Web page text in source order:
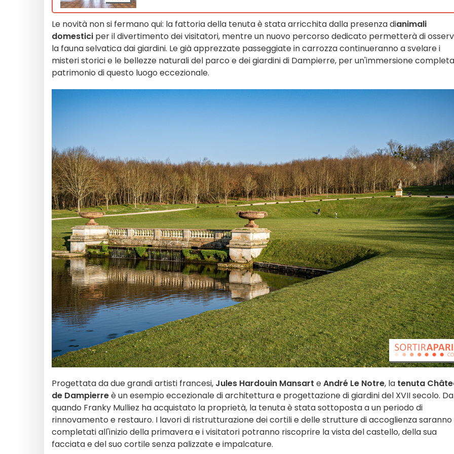
Le novità non si fermano qui: la fattoria della tenuta è stata arricchita dalla presenza dianimali
domestici per il divertimento dei visitatori, mentre un nuovo percorso dedicato permetterà di
la fauna selvatica dai giardini. Le già apprezzate passeggiate in carrozza continueranno a svelare i
misteri storici e le bellezze naturali del parco e dei giardini di Dampierre, per un'immersione
patrimonio di questo luogo eccezionale.
Progettata da due grandi artisti francesi, Jules Hardouin Mansart eAndré Le Notre, la tenuta
de Dampierreè un esempio eccezionale di architettura e progettazione di giardini del XVII secolo. Da
quando Franky Mulliez ha acquistato la proprietà, la tenuta è stata sottoposta a un periodo di
rinnovamento e restauro. I lavori di ristrutturazione dei cortili e delle strutture di accoglienza saranno
completati all'inizio della primavera e i visitatori potranno riscoprire la vista del castello, della sua
facciata e del suo cortile senza palizzate e impalcature.